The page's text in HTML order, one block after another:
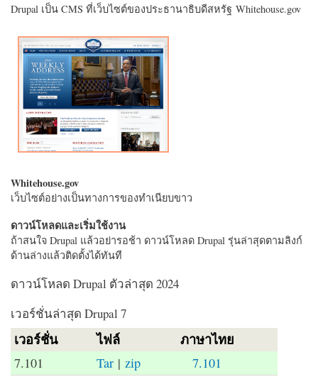
Drupal เป็น CMS ที่เว็บไซต์ของประธานาธิบดีสหรัฐ Whitehouse.gov
Whitehouse.gov
เว็บไซต์อย่างเป็นทางการของทำเนียบขาว
ดาวน์โหลดและเริ่มใช้งาน
ถ้าสนใจ Drupal แล้วอย่ารอช้า ดาวน์โหลด Drupal รุ่นล่าสุดตามลิงก์
ด้านล่างแล้วติดตั้งได้ทันที
ดาวน์โหลด Drupal ตัวล่าสุด 2024
เวอร์ชั่นล่าสุด Drupal 7
เวอร์ชั่น ไฟล์ ภาษาไทย
7.101 Tar |zip 7.101